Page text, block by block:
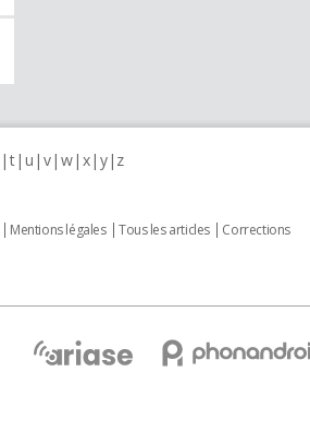
t u v w x y z
Mentions légales Tous les articles
Corrections